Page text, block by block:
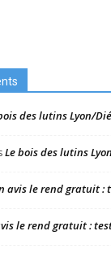
des lutins Lyon/
Le bois des lutins
avis le rend gratuit :
le rend gratuit :